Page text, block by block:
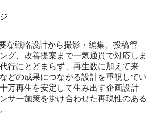
な戦略設計から撮影・編集、投稿管
グ、改善提案まで一気通貫で対応しま
行にとどまらず、再生数に加えて来
どの成果につながる設計を重視してい
万再生を安定して生み出す企画設計
サー施策を掛け合わせた再現性のある